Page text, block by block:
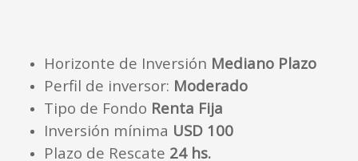
Horizonte de Inversión Mediano Plazo
Perfil de inversor: Moderado
Tipo de Fondo Renta Fija
Inversión mínima USD 100
Plazo de Rescate 24 hs.